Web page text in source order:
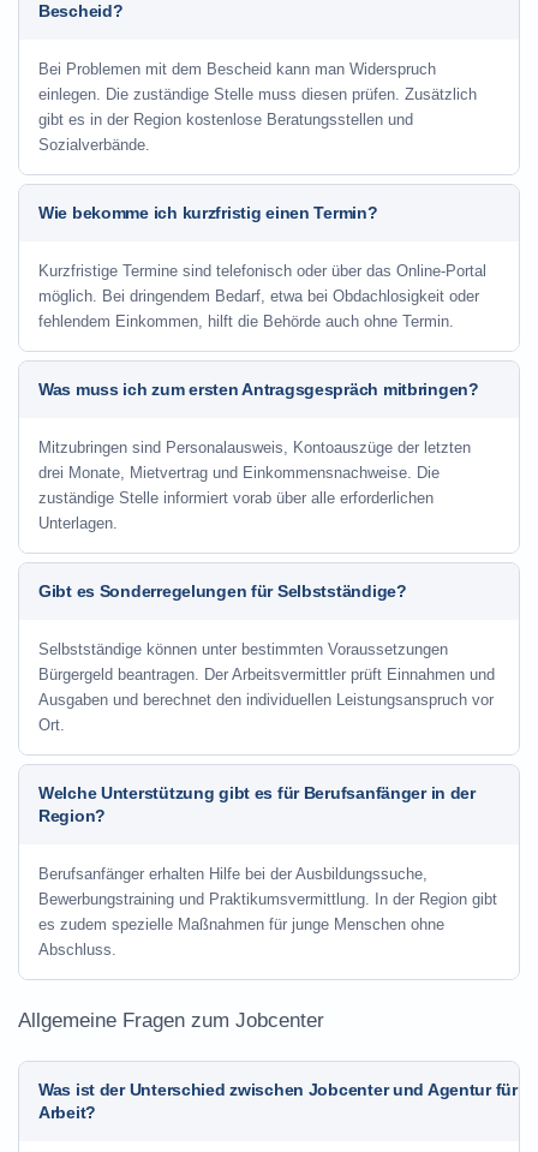
Bescheid?
Bei Problemen mit dem Bescheid kann man Widerspruch
einlegen. Die zuständige Stelle muss diesen prüfen. Zusätzlich
gibt es in der Region kostenlose Beratungsstellen und
Sozialverbände.
Wie bekomme ich kurzfristig einen Termin?
Kurzfristige Termine sind telefonisch oder über das Online-Portal
möglich. Bei dringendem Bedarf, etwa bei Obdachlosigkeit oder
fehlendem Einkommen, hilft die Behörde auch ohne Termin.
Was muss ich zum ersten Antragsgespräch mitbringen?
Mitzubringen sind Personalausweis, Kontoauszüge der letzten
drei Monate, Mietvertrag und Einkommensnachweise. Die
zuständige Stelle informiert vorab über alle erforderlichen
Unterlagen.
Gibt es Sonderregelungen für Selbstständige?
Selbstständige können unter bestimmten Voraussetzungen
Bürgergeld beantragen. Der Arbeitsvermittler prüft Einnahmen und
Ausgaben und berechnet den individuellen Leistungsanspruch vor
Ort.
Welche Unterstützung gibt es für Berufsanfänger in der
Region?
Berufsanfänger erhalten Hilfe bei der Ausbildungssuche,
Bewerbungstraining und Praktikumsvermittlung. In der Region gibt
es zudem spezielle Maßnahmen für junge Menschen ohne
Abschluss.
Allgemeine Fragen zum Jobcenter
Was ist der Unterschied zwischen Jobcenter und Agentur für
Arbeit?